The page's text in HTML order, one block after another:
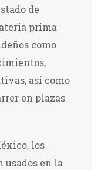
de
prima
como
así como
en plazas
los
usados en la